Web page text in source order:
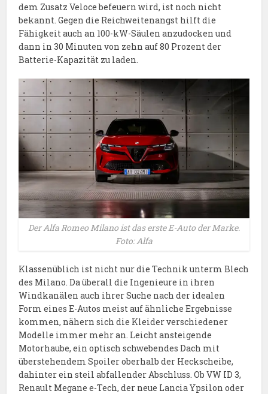
dem Zusatz Veloce befeuern wird, ist noch nicht
bekannt. Gegen die Reichweitenangst hilft die
Fähigkeit auch an 100-kW-Säulen anzudocken und
dann in 30 Minuten von zehn auf 80 Prozent der
Batterie-Kapazität zu laden.
Der Alfa Romeo Milano ist das erste E-Auto der Marke.
Foto: Alfa
Klassenüblich ist nicht nur die Technik unterm Blech
des Milano. Da überall die Ingenieure in ihren
Windkanälen auch ihrer Suche nach der idealen
Form eines E-Autos meist auf ähnliche Ergebnisse
kommen, nähern sich die Kleider verschiedener
Modelle immer mehr an. Leicht ansteigende
Motorhaube, ein optisch schwebendes Dach mit
überstehendem Spoiler oberhalb der Heckscheibe,
dahinter ein steil abfallender Abschluss. Ob VW ID 3,
Renault Megane e-Tech, der neue Lancia Ypsilon oder